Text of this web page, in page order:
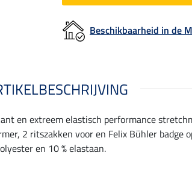
Beschikbaarheid in de
en extreem elastisch performance
2 ritszakken voor en Felix Bühler badge
en 10 % elastaan.